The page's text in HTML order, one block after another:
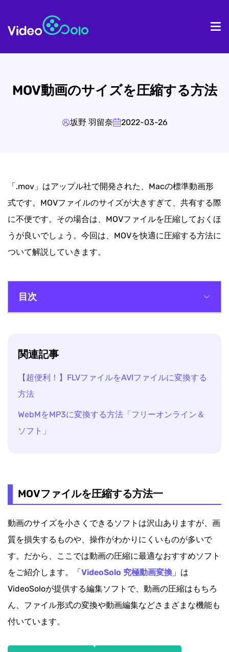
MOV動画のサイズを圧縮する方法
坂野 羽留奈 2022-03-26
「.mov」はアップル社で開発された、Macの標準動画形
式です。MOVファイルのサイズが大きすぎて、共有する際
に不便です。その場合は、MOVファイルを圧縮しておくほ
うが良いでしょう。今回は、MOVを快適に圧縮する方法に
ついて解説していきます。
目次
MOVファイルを圧縮する方法二
関連記事
【超便利！】FLVファイルをAVIファイルに変換する
方法
WebMをMP3に変換する方法「フリーオンライン＆
ソフト」
MOVファイルを圧縮する方法一
動画のサイズを小さくできるソフトは沢山ありますが、画
質を損失するものや、操作がわかりにくいものが多いで
す。だから、ここでは動画の圧縮に最適なおすすめソフト
をご紹介します。「VideoSolo 究極動画変換 」は
VideoSoloが提供する編集ソフトで、動画の圧縮はもちろ
ん、ファイル形式の変換や動画編集などさまざまな機能も
付いています。